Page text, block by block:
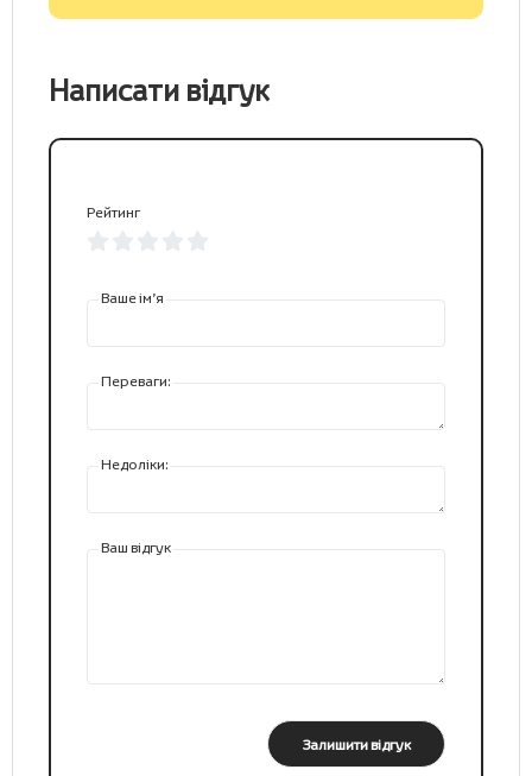
Написати відгук
Рейтинг
Ваше ім’я
Переваги:
Недоліки:
Ваш відгук
Залишити відгук